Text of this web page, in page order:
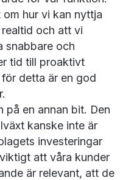
om hur vi kan nyttja
och att vi
snabbare och
tid till proaktivt
detta är en god
på en annan bit. Den
kanske inte är
investeringar
att våra kunder
är relevant, att de